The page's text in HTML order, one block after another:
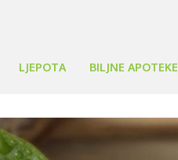
LJEPOTA BILJNE APOTEKE